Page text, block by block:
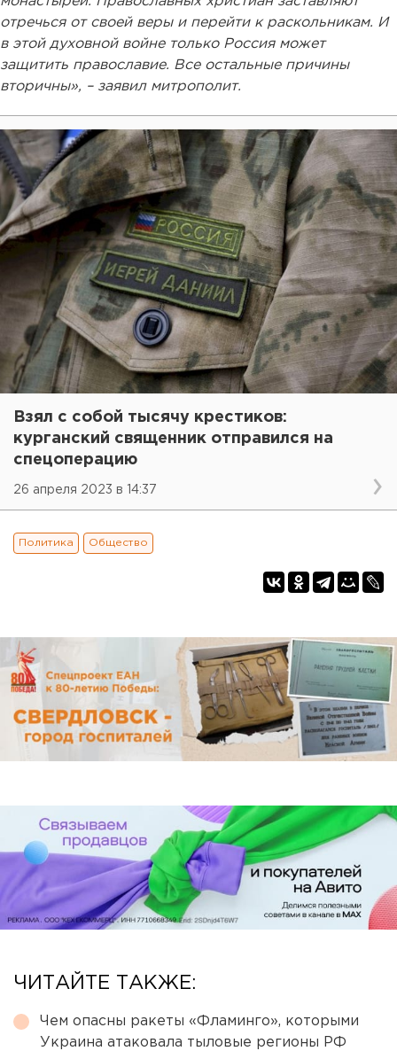
отречься от своей веры и перейти к раскольникам. И
в этой духовной войне только Россия может
защитить православие. Все остальные причины
вторичны», – заявил митрополит.
Взял с собой тысячу крестиков:
курганский священник отправился на
спецоперацию
26 апреля 2023 в 14:37
Политика Общество
ЧИТАЙТЕ ТАКЖЕ:
Чем опасны ракеты «Фламинго», которыми
Украина атаковала тыловые регионы РФ